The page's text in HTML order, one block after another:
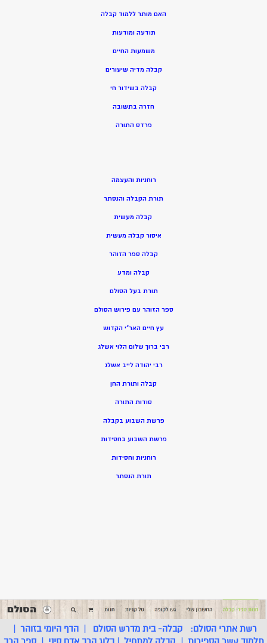
האם מותר ללמוד קבלה
תודעה ומודעות
משמעות החיים
קבלה מדיה שיעורים
קבלה בשידור חי
חזרה בתשובה
פרדס התורה
רוחניות והעצמה
תורת הקבלה והנסתר
קבלה מעשית
איסור קבלה מעשית
קבלה ספר הזוהר
קבלה ומדע
תורת בעל הסולם
ספר הזוהר עם פירוש הסולם
עץ חיים האר”י הקדוש
רבי ברוך שלום הלוי אשלג
רבי יהודה לייב אשלג
קבלה ותורת החן
סודות התורה
פרשת השבוע בקבלה
פרשת השבוע בחסידות
רוחניות וחסידות
תורת הנסתר
רשת אתרי הסולם: קבלה- בית מדרש הסולם |הדף היומי בזוהר |